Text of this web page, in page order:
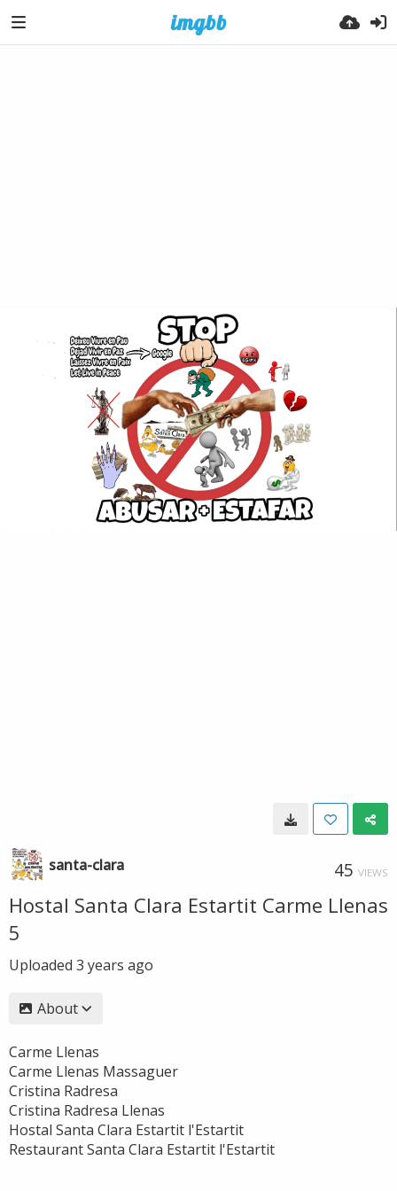
santa-clara 45 VIEWS
Hostal Santa Clara Estartit Carme Llenas
5
Uploaded 3 years ago
About
Carme Llenas
Carme Llenas Massaguer
Cristina Radresa
Cristina Radresa Llenas
Hostal Santa Clara Estartit l'Estartit
Restaurant Santa Clara Estartit l'Estartit